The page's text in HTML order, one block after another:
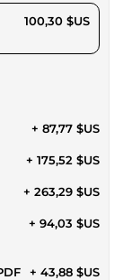
100,30 $US
+ 87,77 $US
+ 175,52 $US
+ 263,29 $US
+ 94,03 $US
+ 43,88 $US